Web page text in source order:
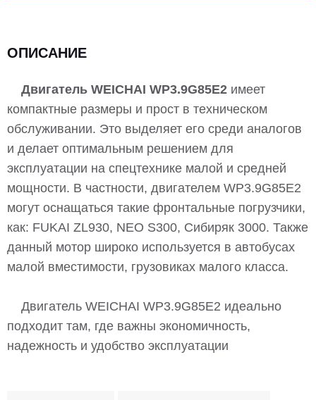
ОПИСАНИЕ
Двигатель WEICHAI WP3.9G85E2 имеет
компактные размеры и прост в техническом
обслуживании. Это выделяет его среди аналогов
и делает оптимальным решением для
эксплуатации на спецтехнике малой и средней
мощности. В частности, двигателем WP3.9G85E2
могут оснащаться такие фронтальные погрузчики,
как: FUKAI ZL930, NEO S300, Сибиряк 3000. Также
данный мотор широко используется в автобусах
малой вместимости, грузовиках малого класса.
Двигатель WEICHAI WP3.9G85E2 идеально
подходит там, где важны экономичность,
надежность и удобство эксплуатации